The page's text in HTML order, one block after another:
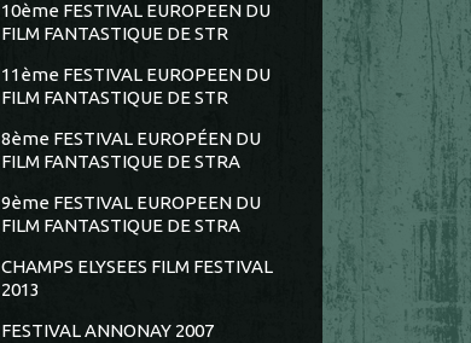
10ème FESTIVAL EUROPEEN DU
FILM FANTASTIQUE DE STR
11ème FESTIVAL EUROPEEN DU
FILM FANTASTIQUE DE STR
8ème FESTIVAL EUROPÉEN DU
FILM FANTASTIQUE DE STRA
9ème FESTIVAL EUROPEEN DU
FILM FANTASTIQUE DE STRA
CHAMPS ELYSEES FILM FESTIVAL
2013
FESTIVAL ANNONAY 2007